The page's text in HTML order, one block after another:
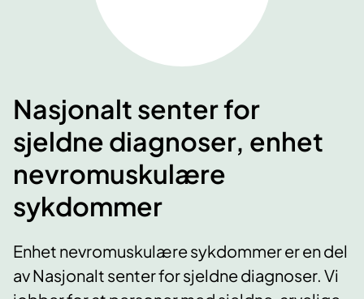
Nasjonalt senter for
sjeldne diagnoser, enhet
nevromuskulære
sykdommer
Enhet nevromuskulære sykdommer er en del
av Nasjonalt senter for sjeldne diagnoser. Vi